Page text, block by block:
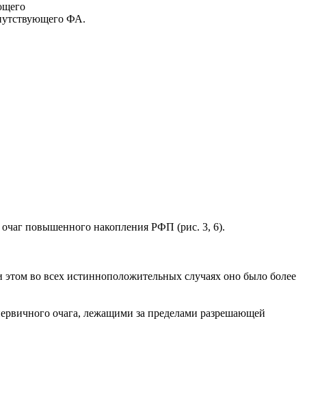
ФА.
повышенного накопления РФП (рис. 3, 6).
во всех истинноположительных случаях оно было более
очага, лежащими за пределами разрешающей